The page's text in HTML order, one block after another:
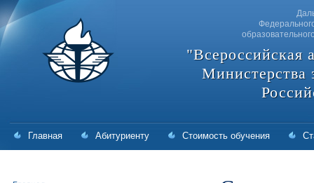
"Всероссийская
Министерства
Главная Абитуриенту Стоимость обучения